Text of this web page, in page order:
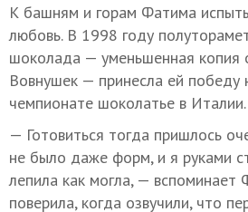
К башням и горам Фатима
любовь. В 1998 году
шоколада — уменьшенная копия
Вовнушек — принесла ей
чемпионате шоколатье в Италии.
— Готовиться тогда пришлось
не было даже форм, и я руками
лепила как могла, —
поверила, когда озвучили, что